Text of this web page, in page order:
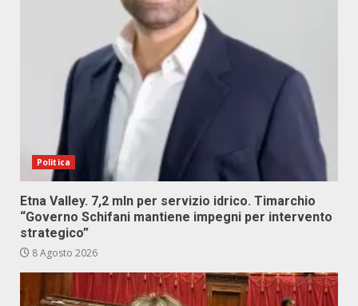
Politica
Etna Valley. 7,2 mln per servizio idrico. Timarchio
“Governo Schifani mantiene impegni per intervento
strategico”
8 Agosto 2026